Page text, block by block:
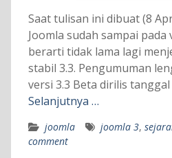
Saat tulisan ini dibuat (8
Joomla sudah sampai pada
berarti tidak lama lagi
stabil 3.3. Pengumuman
versi 3.3 Beta dirilis
Selanjutnya …
joomla joomla 3,
comment